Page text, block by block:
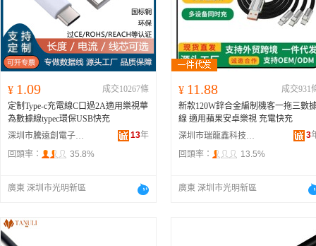
¥ 1.09
成交10267條
定制Type-c充電線C口過2A適用樂視華
為數據線typec環保USB快充
深圳市騰遠創電子有限公司
13年
回頭率：
35.8%
廣東 深圳市光明新區
¥ 11.88
成交931
新款120W鋅合金編制機客一拖三數
線 適用蘋果安卓樂視 充電快充
深圳市瑞龍鑫科技有限公司
3
回頭率：
13.5%
廣東 深圳市光明新區